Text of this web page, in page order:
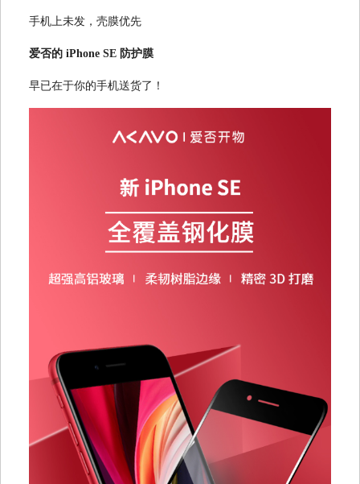
手机上未发，壳膜优先
爱否的 iPhone SE 防护膜
早已在于你的手机送货了！